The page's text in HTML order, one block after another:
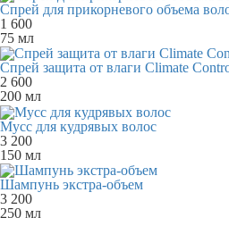
Cпрей для прикорневого объема
1 600
75 мл
Спрей защита от влаги Climate
2 600
200 мл
Мусс для кудрявых волос
3 200
150 мл
Шампунь экстра-объем
3 200
250 мл